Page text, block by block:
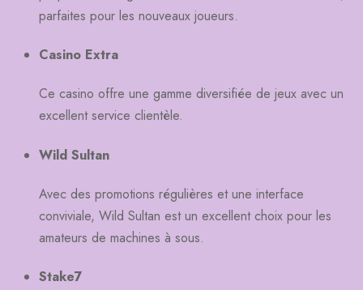
parfaites pour les nouveaux joueurs.
Casino Extra
Ce casino offre une gamme diversifiée de jeux avec un
excellent service clientèle.
Wild Sultan
Avec des promotions régulières et une interface
conviviale, Wild Sultan est un excellent choix pour les
amateurs de machines à sous.
Stake7